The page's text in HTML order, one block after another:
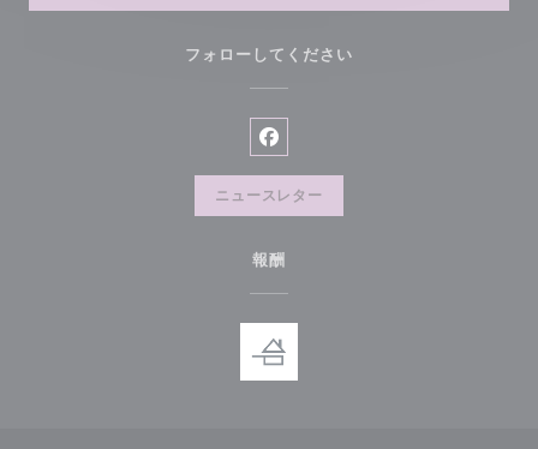
フォローしてください
Facebook ((新しいウィンド
ニュースレター
報酬